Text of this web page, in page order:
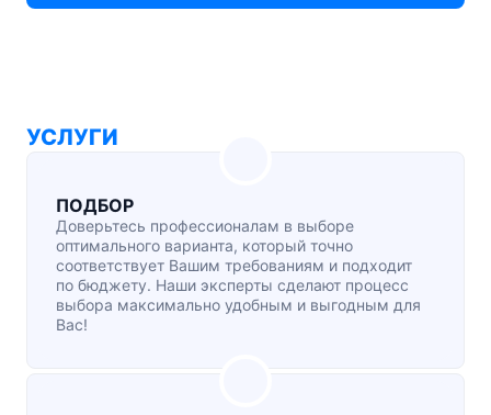
УСЛУГИ
ПОДБОР
Доверьтесь профессионалам в выборе
оптимального варианта, который точно
соответствует Вашим требованиям и подходит
по бюджету. Наши эксперты сделают процесс
выбора максимально удобным и выгодным для
Вас!